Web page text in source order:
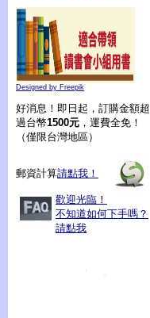
Designed by Freepik
好消息！即日起，訂購金額超
過台幣1500元 ，運費全免！
（僅限台灣地區）
郵資計算請點我！
歡迎光臨！
不知道如何下手嗎？
請點我